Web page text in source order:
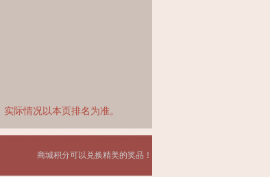
际情况以本页排名为准。
商城积分可以兑换精美的奖品！